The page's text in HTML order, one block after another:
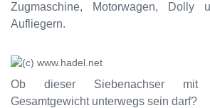
Zugmaschine, Motorwagen, Dolly
Aufliegern.
Ob dieser Siebenachser mit
Gesamtgewicht unterwegs sein darf?